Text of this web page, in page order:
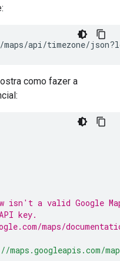
api/timezone/
como fazer a
isn't a valid Google
key.
maps/